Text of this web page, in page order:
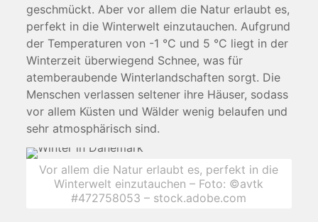
geschmückt. Aber vor allem die Natur erlaubt es,
perfekt in die Winterwelt einzutauchen. Aufgrund
der Temperaturen von -1 °C und 5 °C liegt in der
Winterzeit überwiegend Schnee, was für
atemberaubende Winterlandschaften sorgt. Die
Menschen verlassen seltener ihre Häuser, sodass
vor allem Küsten und Wälder wenig belaufen und
sehr atmosphärisch sind.
Vor allem die Natur erlaubt es, perfekt in die
Winterwelt einzutauchen – Foto: ©avtk
#472758053 – stock.adobe.com